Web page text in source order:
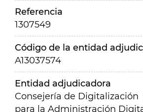
Referencia
1307549
Código de la entidad
A13037574
Entidad adjudicadora
Consejería de Digitalización
para la Administración